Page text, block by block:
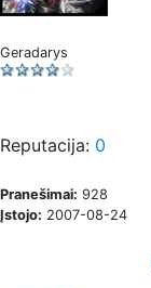
Geradarys
Reputacija: 0
Pranešimai: 928
Įstojo: 2007-08-24